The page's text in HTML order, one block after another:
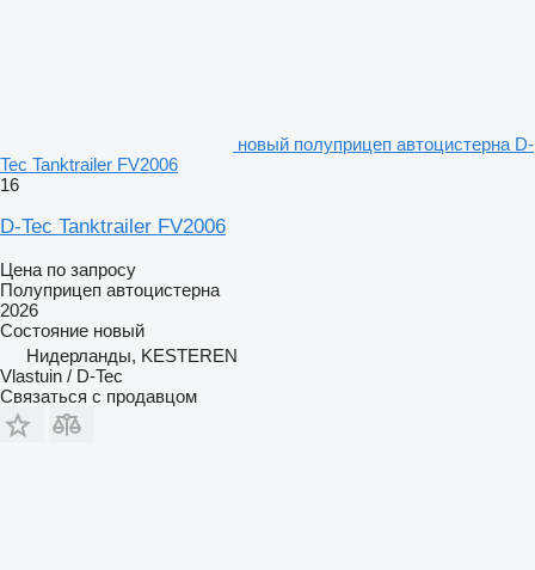
новый полуприцеп автоцистерна D-
Tec Tanktrailer FV2006
16
D-Tec Tanktrailer FV2006
Цена по запросу
Полуприцеп автоцистерна
2026
Состояние новый
Нидерланды, KESTEREN
Vlastuin / D-Tec
Связаться с продавцом